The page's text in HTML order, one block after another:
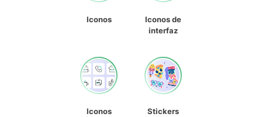
Iconos
Iconos de
interfaz
Iconos
Stickers